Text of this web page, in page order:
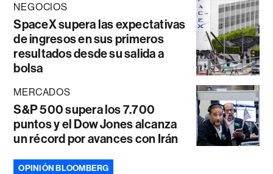
NEGOCIOS
SpaceX supera las expectativas
de ingresos en sus primeros
resultados desde su salida a
bolsa
MERCADOS
S&P 500 supera los 7.700
puntos y el Dow Jones alcanza
un récord por avances con Irán
OPINIÓN BLOOMBERG